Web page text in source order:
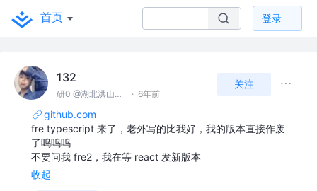
首页 登录
132
研0 @湖北洪山实验室 · 6年前
关注
github.com
fre typescript 来了，老外写的比我好，我的版本直接作废
了呜呜呜
不要问我 fre2，我在等 react 发新版本
收起